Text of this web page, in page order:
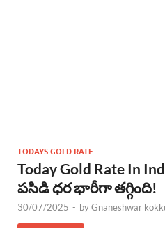
TODAYS GOLD RATE
Today Gold Rate In
పసిడి ధర భారీగా తగ్గింది!
30/07/2025 - byGnaneshwar